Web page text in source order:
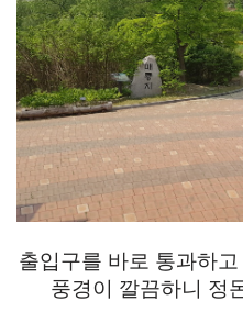
출입구를 바로 통과하
풍경이 깔끔하니 정